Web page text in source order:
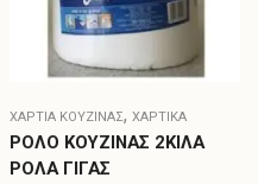
ΧΑΡΤΙΆ ΚΟΥΖΊΝΑΣ, ΧΑΡΤΙΚΑ
ΡΟΛΟ ΚΟΥΖΙΝΑΣ 2ΚΙΛΑ
ΡΟΛΑ ΓΙΓΑΣ